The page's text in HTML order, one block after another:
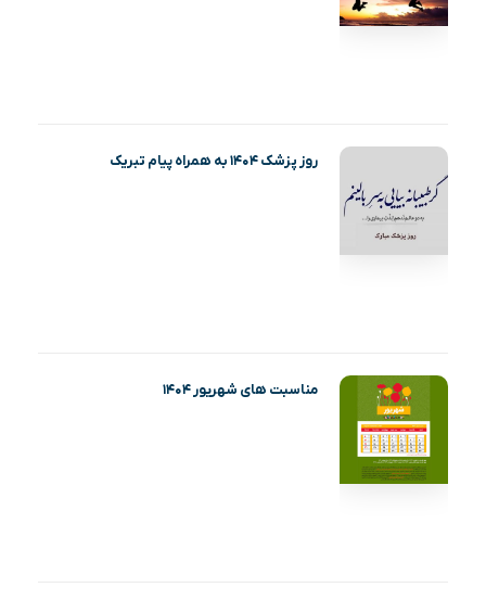
روز پزشک ۱۴۰۴ به همراه پیام تبریک
مناسبت های شهریور ۱۴۰۴